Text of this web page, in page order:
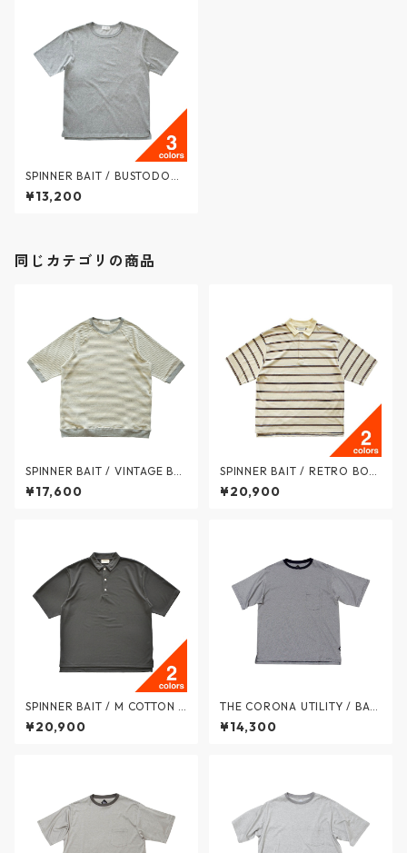
SPINNER BAIT / BUSTODOR
S/S T-shirt / バストドール天
竺 セットインクルーネック S/
¥13,200
同じカテゴリの商品
SPINNER BAIT / VINTAGE BO
RDER RAGLAN SLEEVE T-SHI
RTS / ヴィンテージボーダー
¥17,600
SPINNER BAIT / RETRO BOR
DER POLO SHIRT / レトロボ
ーダー ポロシャツ - 2colors -
¥20,900
SPINNER BAIT / M COTTON P
OLO SHIRT / マルーデコット
ン ポロシャツ カノコ - 2color
¥20,900
THE CORONA UTILITY / BASI
C POCKET TEE - ベーシック
ポケット Tシャツ - NAVY × W
¥14,300